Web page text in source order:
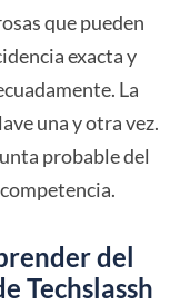
que pueden
exacta y
La
una y otra vez.
probable del
del
Techslassh